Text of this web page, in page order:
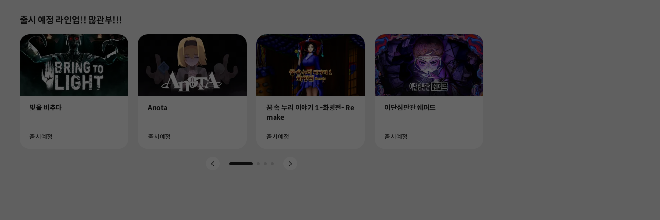
출시 예정 라인업!! 많관부!!!
Product
빛을 비추다
Availability
출시예정
Product
Anota
Availability
출시예정
Product
꿈 속 누리 이야기 1 -화빙전- Re
make
Availability
출시예정
Product
이단심판관 쉐퍼드
Availability
출시예정
Go to slide 1Go to slide 2
Go to slide 3
Go to slide 4